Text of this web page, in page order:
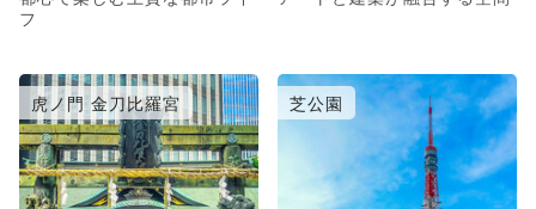
フ
虎ノ門 金刀比羅宮 芝公園